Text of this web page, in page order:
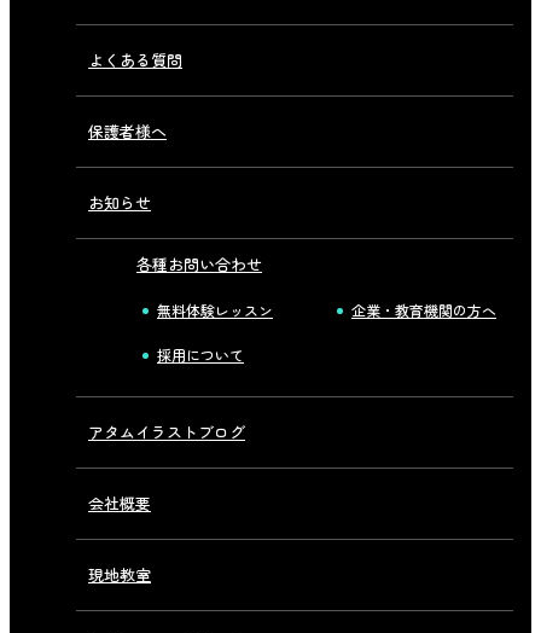
よくある質問
保護者様へ
お知らせ
各種お問い合わせ
無料体験レッスン 企業・教育機関の方へ
採用について
アタムイラストブログ
会社概要
現地教室